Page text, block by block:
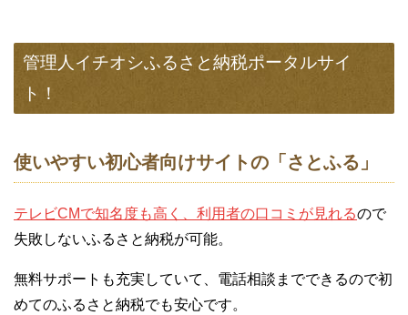
管理人イチオシふるさと納税ポータルサイ
ト！
使いやすい初心者向けサイトの「さとふる」
テレビCMで知名度も高く、利用者の口コミが見れるので
失敗しないふるさと納税が可能。
無料サポートも充実していて、電話相談までできるので初
めてのふるさと納税でも安心です。